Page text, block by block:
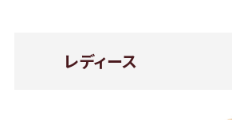
レディース